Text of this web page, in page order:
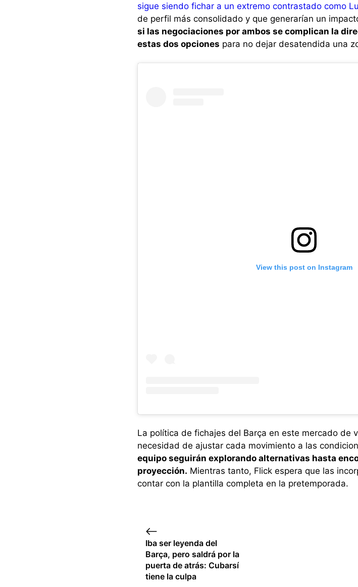
sigue siendo fichar a un extremo contrastado como
de perfil más consolidado y que generarían un
si las negociaciones por ambos se complican la
estas dos opciones para no dejar desatendida una
View this post on Instagram
La política de fichajes del Barça en este mercado de
necesidad de ajustar cada movimiento a las
equipo seguirán explorando alternativas hasta
proyección. Mientras tanto, Flick espera que las
contar con la plantilla completa en la pretemporada.
Iba ser leyenda del
Barça, pero saldrá por la
puerta de atrás: Cubarsí
tiene la culpa